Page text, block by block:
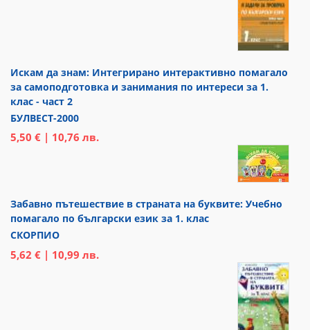
Искам да знам: Интегрирано интерактивно помагало
за самоподготовка и занимания по интереси за 1.
клас - част 2
БУЛВЕСТ-2000
5,50 € | 10,76 лв.
Забавно пътешествие в страната на буквите: Учебно
помагало по български език за 1. клас
СКОРПИО
5,62 € | 10,99 лв.